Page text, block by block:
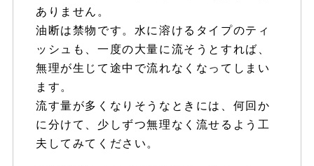
ありません。
油断は禁物です。水に溶けるタイプのティ
ッシュも、一度の大量に流そうとすれば、
無理が生じて途中で流れなくなってしまい
ます。
流す量が多くなりそうなときには、何回か
に分けて、少しずつ無理なく流せるよう工
夫してみてください。